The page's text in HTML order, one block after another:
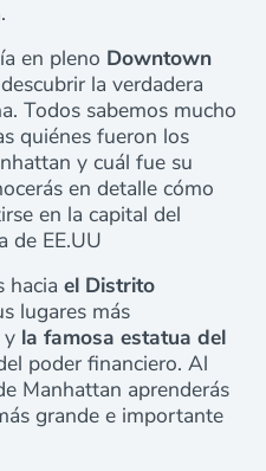
en pleno Downtown
la verdadera
Todos sabemos mucho
quiénes fueron los
y cuál fue su
en detalle cómo
en la capital del
de EE.UU
hacia el Distrito
lugares más
y la famosa estatua del
poder financiero. Al
Manhattan aprenderás
grande e importante